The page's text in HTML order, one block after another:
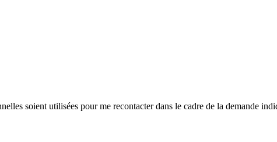
soient utilisées pour me recontacter dans le cadre de la demande